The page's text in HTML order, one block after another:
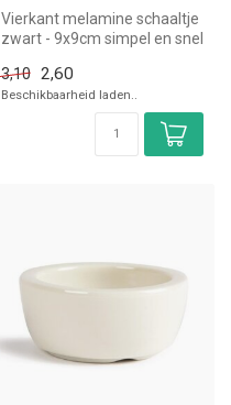
Vierkant melamine schaaltje
zwart - 9x9cm simpel en snel
3,10 2,60
Beschikbaarheid laden..